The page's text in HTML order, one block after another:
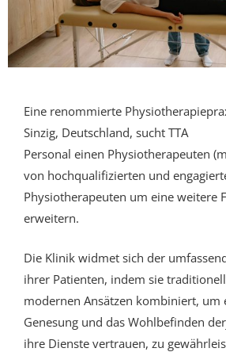
Eine renommierte
Sinzig, Deutschland, sucht TTA
Personal einen Physiotherapeuten
von hochqualifizierten und
Physiotherapeuten um eine weitere
erweitern.
Die Klinik widmet sich der
ihrer Patienten, indem sie
modernen Ansätzen kombiniert, um
Genesung und das Wohlbefinden
ihre Dienste vertrauen, zu